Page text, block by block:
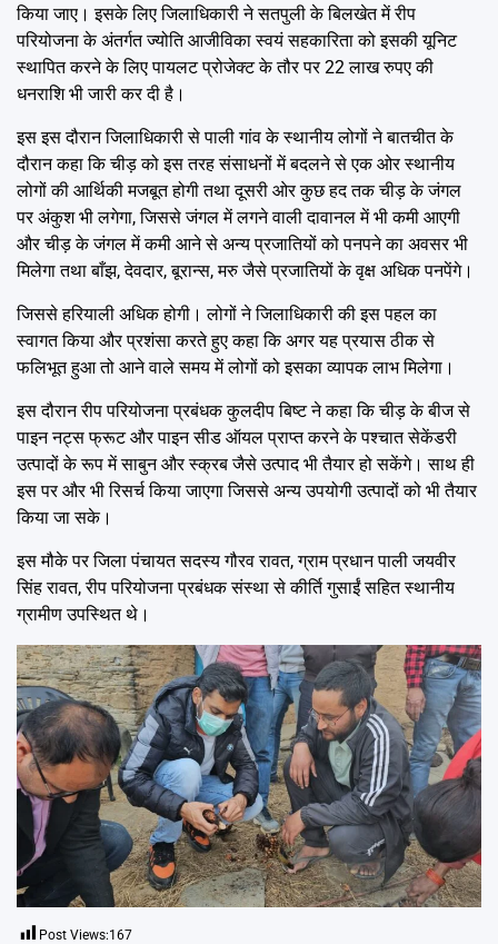
किया जाए। इसके लिए जिलाधिकारी ने सतपुली के बिलखेत में रीप
परियोजना के अंतर्गत ज्योति आजीविका स्वयं सहकारिता को इसकी यूनिट
स्थापित करने के लिए पायलट प्रोजेक्ट के तौर पर 22 लाख रुपए की
धनराशि भी जारी कर दी है।
इस इस दौरान जिलाधिकारी से पाली गांव के स्थानीय लोगों ने बातचीत के
दौरान कहा कि चीड़ को इस तरह संसाधनों में बदलने से एक ओर स्थानीय
लोगों की आर्थिकी मजबूत होगी तथा दूसरी ओर कुछ हद तक चीड़ के जंगल
पर अंकुश भी लगेगा, जिससे जंगल में लगने वाली दावानल में भी कमी आएगी
और चीड़ के जंगल में कमी आने से अन्य प्रजातियों को पनपने का अवसर भी
मिलेगा तथा बाँझ, देवदार, बूरान्स, मरु जैसे प्रजातियों के वृक्ष अधिक पनपेंगे।
जिससे हरियाली अधिक होगी। लोगों ने जिलाधिकारी की इस पहल का
स्वागत किया और प्रशंसा करते हुए कहा कि अगर यह प्रयास ठीक से
फलिभूत हुआ तो आने वाले समय में लोगों को इसका व्यापक लाभ मिलेगा।
इस दौरान रीप परियोजना प्रबंधक कुलदीप बिष्ट ने कहा कि चीड़ के बीज से
पाइन नट्स फ्रूट और पाइन सीड ऑयल प्राप्त करने के पश्चात सेकेंडरी
उत्पादों के रूप में साबुन और स्क्रब जैसे उत्पाद भी तैयार हो सकेंगे। साथ ही
इस पर और भी रिसर्च किया जाएगा जिससे अन्य उपयोगी उत्पादों को भी तैयार
किया जा सके।
इस मौके पर जिला पंचायत सदस्य गौरव रावत, ग्राम प्रधान पाली जयवीर
सिंह रावत, रीप परियोजना प्रबंधक संस्था से कीर्ति गुसाईं सहित स्थानीय
ग्रामीण उपस्थित थे।
Post Views:167